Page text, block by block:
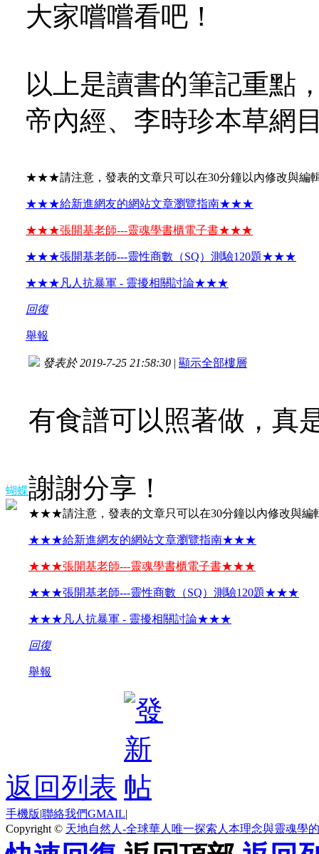
大家嚐嚐看吧！
以上是讀書的筆記重點
帝內經、李時珍本草網
★★★請注意，發表的文章只可以在30分鐘以內修改與
★★★給新進網友的網站文章瀏覽指南★★★
★★★張開基老師---靈魂學書櫃電子書★★★
★★★張開基老師---靈性商數（SQ）測驗120題★★★
★★★凡人抗暴軍 - 靈擾相關討論★★★
回復
舉報
蝴蝶
發表於 2019-7-25 21:58:30 | 顯示全部樓層
有食譜可以照著做，真
謝謝分享！
★★★請注意，發表的文章只可以在30分鐘以內修改與
★★★給新進網友的網站文章瀏覽指南★★★
★★★張開基老師---靈魂學書櫃電子書★★★
★★★張開基老師---靈性商數（SQ）測驗120題★★★
★★★凡人抗暴軍 - 靈擾相關討論★★★
回復
舉報
返回列表
手機版|聯絡我們GMAIL|
Copyright © 天地自然人-全球華人唯一探索人本理念與靈魂學